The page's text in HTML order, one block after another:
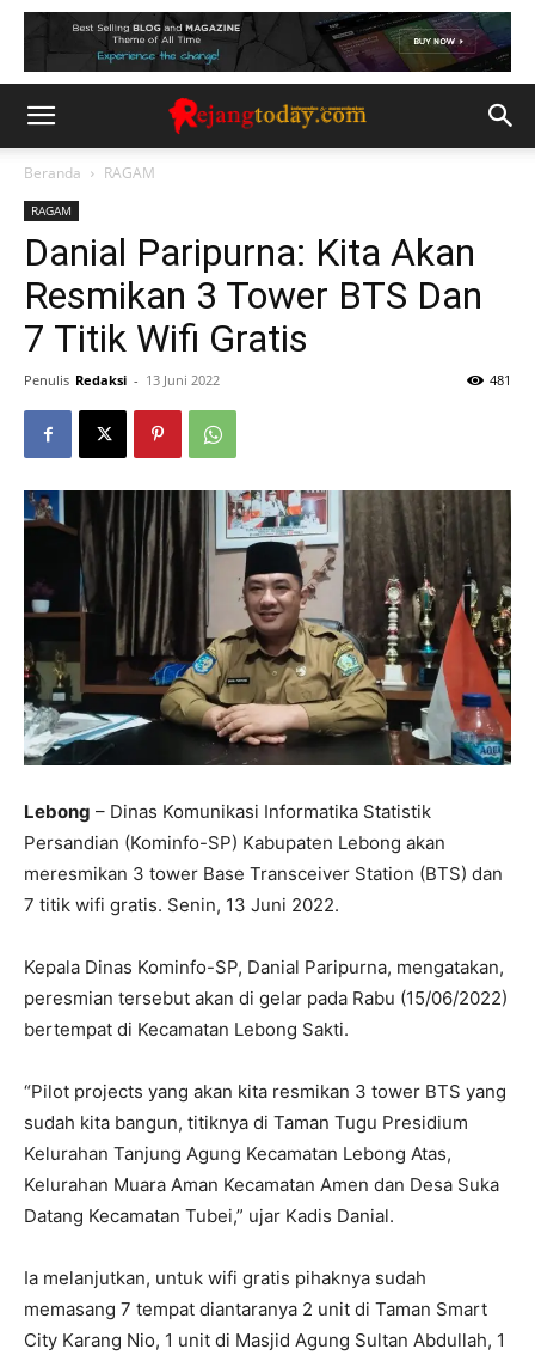
Beranda RAGAM
RAGAM
Danial Paripurna: Kita Akan
Resmikan 3 Tower BTS Dan
7 Titik Wifi Gratis
Penulis Redaksi - 13 Juni 2022 481
Lebong – Dinas Komunikasi Informatika Statistik
Persandian (Kominfo-SP) Kabupaten Lebong akan
meresmikan 3 tower Base Transceiver Station (BTS) dan
7 titik wifi gratis. Senin, 13 Juni 2022.
Kepala Dinas Kominfo-SP, Danial Paripurna, mengatakan,
peresmian tersebut akan di gelar pada Rabu (15/06/2022)
bertempat di Kecamatan Lebong Sakti.
“Pilot projects yang akan kita resmikan 3 tower BTS yang
sudah kita bangun, titiknya di Taman Tugu Presidium
Kelurahan Tanjung Agung Kecamatan Lebong Atas,
Kelurahan Muara Aman Kecamatan Amen dan Desa Suka
Datang Kecamatan Tubei,” ujar Kadis Danial.
Ia melanjutkan, untuk wifi gratis pihaknya sudah
memasang 7 tempat diantaranya 2 unit di Taman Smart
City Karang Nio, 1 unit di Masjid Agung Sultan Abdullah, 1